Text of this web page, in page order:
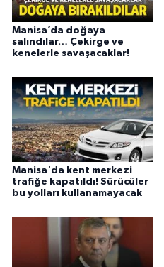
Manisa’da doğaya
salındılar… Çekirge ve
kenelerle savaşacaklar!
Manisa'da kent merkezi
trafiğe kapatıldı! Sürücüler
bu yolları kullanamayacak